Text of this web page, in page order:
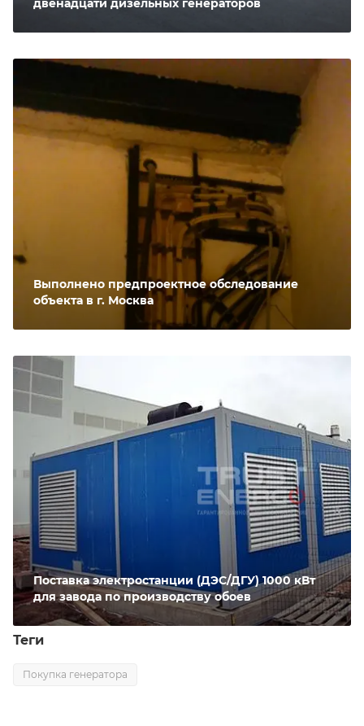
двенадцати дизельных генераторов
Выполнено предпроектное обследование
объекта в г. Москва
Поставка электростанции (ДЭС/ДГУ) 1000 кВт
для завода по производству обоев
Теги
Покупка генератора